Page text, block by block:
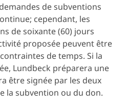
de subventions
cependant, les
de soixante (60) jours
proposée peuvent être
de temps. Si la
Lundbeck préparera une
être signée par les deux
la subvention ou du don.